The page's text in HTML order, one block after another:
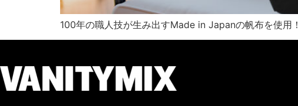
100年の職人技が生み出すMade in Japanの帆布を使用！